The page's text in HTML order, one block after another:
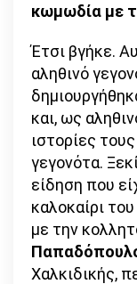
κωμωδία με
Έτσι βγήκε.
αληθινό
και, ως
ιστορίες
γεγονότα.
είδηση που
καλοκαίρι
με την
Χαλκιδικής,